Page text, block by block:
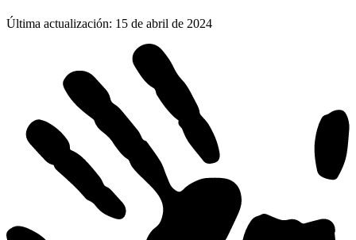
Última actualización: 15 de abril de 2024